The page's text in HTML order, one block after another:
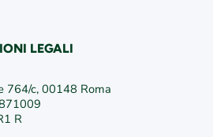
LEGALI
764/c, 00148 Roma
R